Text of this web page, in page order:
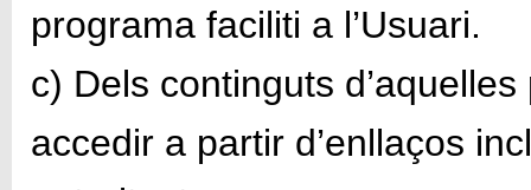
programa faciliti a l’Usuari.
c) Dels continguts
accedir a partir d’enllaços